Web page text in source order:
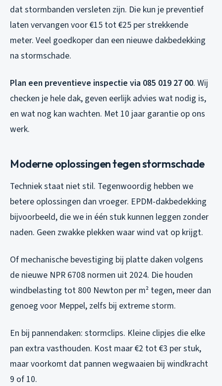
dat stormbanden versleten zijn. Die kun je preventief
laten vervangen voor €15 tot €25 per strekkende
meter. Veel goedkoper dan een nieuwe dakbedekking
na stormschade.
Plan een preventieve inspectie via 085 019 27 00. Wij
checken je hele dak, geven eerlijk advies wat nodig is,
en wat nog kan wachten. Met 10 jaar garantie op ons
werk.
Moderne oplossingen tegen stormschade
Techniek staat niet stil. Tegenwoordig hebben we
betere oplossingen dan vroeger. EPDM-dakbedekking
bijvoorbeeld, die we in één stuk kunnen leggen zonder
naden. Geen zwakke plekken waar wind vat op krijgt.
Of mechanische bevestiging bij platte daken volgens
de nieuwe NPR 6708 normen uit 2024. Die houden
windbelasting tot 800 Newton per m² tegen, meer dan
genoeg voor Meppel, zelfs bij extreme storm.
En bij pannendaken: stormclips. Kleine clipjes die elke
pan extra vasthouden. Kost maar €2 tot €3 per stuk,
maar voorkomt dat pannen wegwaaien bij windkracht
9 of 10.